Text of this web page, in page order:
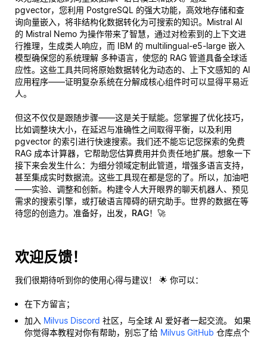
pgvector，您利用 PostgreSQL 的强大功能，高效地存储和查
询向量嵌入，将非结构化数据转化为可搜索的知识。Mistral AI
的 Mistral Nemo 为操作带来了智慧，通过对检索到的上下文进
行推理，生成类人响应，而 IBM 的 multilingual-e5-large 嵌入
模型确保您的系统理解 多种语言，使您的 RAG 管道具备全球适
应性。这些工具共同将原始数据转化为动态的、上下文感知的 AI
应用程序——证明复杂系统在分解成核心组件时可以显得平易近
人。
但这不仅仅是跟随步骤——这是关于赋能。您掌握了优化技巧，
比如调整块大小，在延迟与准确性之间取得平衡，以及利用
pgvector 的索引进行快速搜索。我们还不能忘记您探索的免费
RAG 成本计算器，它帮助您估算费用并负责任地扩展。想象一下
接下来会发生什么：为细分领域定制此管道，增强多语言支持，
甚至集成实时数据流。这些工具现在都是您的了。所以，加油吧
——实验、调整和创新。构建令人大开眼界的聊天机器人、预见
需求的搜索引擎，或打破语言障碍的研究助手。世界的数据在等
待您的创造力。准备好，出发， RAG！🚀
欢迎反馈！
我们很期待听到你的使用心得与建议！ 🌟 你可以：
在下方留言；
加入 Milvus Discord 社区，与全球 AI 爱好者一起交流。 如果
你觉得本教程对你有帮助，别忘了给 Milvus GitHub 仓库点个